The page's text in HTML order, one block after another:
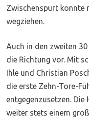
Zwischenspurt konnte
wegziehen.
Auch in den zweiten
die Richtung vor. Mit
Ihle und Christian
die erste Zehn-Tore-
entgegenzusetzen. Die
weiter stets einem